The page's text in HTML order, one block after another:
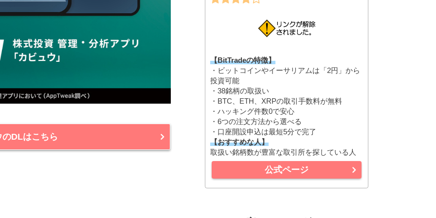
DLはこちら
【BitTradeの特徴】
・ビットコインやイーサリアムは「2円」から
投資可能
・38銘柄の取扱い
・BTC、ETH、XRPの取引手数料が無料
・ハッキング件数0で安心
・6つの注文方法から選べる
・口座開設申込は最短5分で完了
【おすすめな人】
取扱い銘柄数が豊富な取引所を探している人
公式ページ